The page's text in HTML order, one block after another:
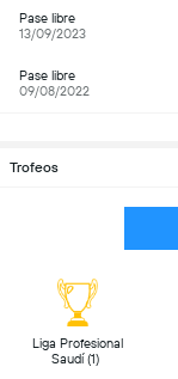
Pase libre
13/09/2023
Pase libre
09/08/2022
Trofeos
Liga Profesional